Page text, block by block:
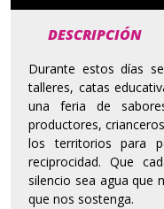
DESCRIPCIÓN
Durante estos días
talleres, catas
una feria de
productores,
los territorios para
reciprocidad. Que
silencio sea agua que
que nos sostenga.